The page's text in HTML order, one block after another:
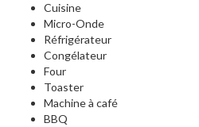
Cuisine
Micro-Onde
Réfrigérateur
Congélateur
Four
Toaster
Machine à café
BBQ